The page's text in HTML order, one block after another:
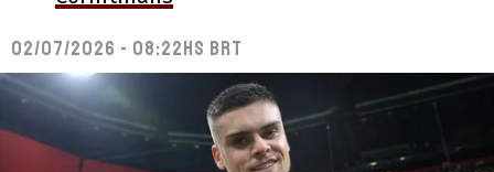
02/07/2026 - 08:22hs BRT